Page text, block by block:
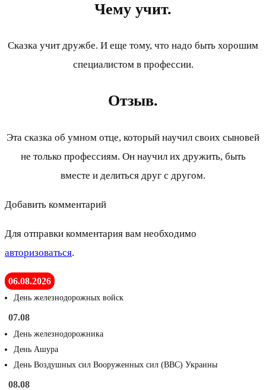
Чему учит.
Сказка учит дружбе. И еще тому, что надо быть хорошим
специалистом в профессии.
Отзыв.
Эта сказка об умном отце, который научил своих сыновей
не только профессиям. Он научил их дружить, быть
вместе и делиться друг с другом.
Добавить комментарий
Для отправки комментария вам необходимо
авторизоваться.
06.08.2026
День железнодорожных войск
07.08
День железнодорожника
День Ашура
День Воздушных сил Вооруженных сил (ВВС) Украины
08.08